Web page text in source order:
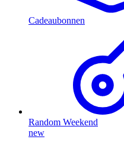
Cadeaubonnen
Random Weekend
new